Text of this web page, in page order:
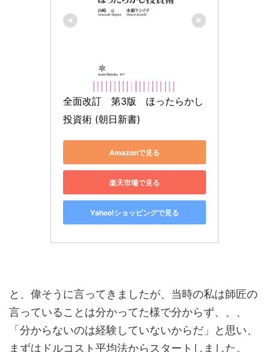
全面改訂　第3版　ほったらかし
投資術 (朝日新書)
Amazonで見る
楽天市場で見る
Yahoo!ショッピングで見る
と、偉そうに言ってきましたが、当時の私は師匠の
言っていることは分かってた様で分からず、、、
「分からないのは経験していないからだ」と思い、
まずはドルコスト平均法からスタートしました。